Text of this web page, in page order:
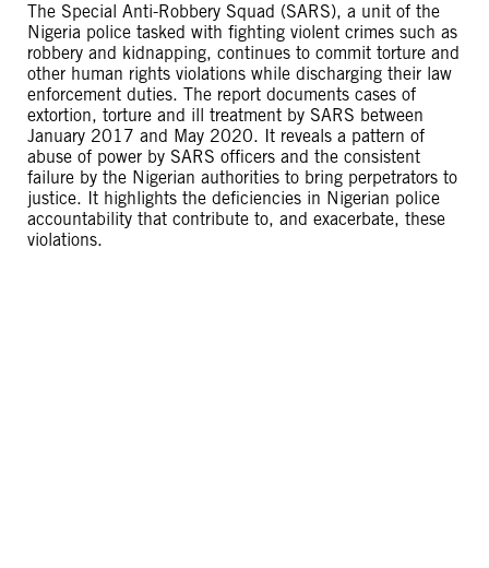
The Special Anti-Robbery Squad (SARS), a unit of the
Nigeria police tasked with fighting violent crimes such as
robbery and kidnapping, continues to commit torture and
other human rights violations while discharging their law
enforcement duties. The report documents cases of
extortion, torture and ill treatment by SARS between
January 2017 and May 2020. It reveals a pattern of
abuse of power by SARS officers and the consistent
failure by the Nigerian authorities to bring perpetrators to
justice. It highlights the deficiencies in Nigerian police
accountability that contribute to, and exacerbate, these
violations.